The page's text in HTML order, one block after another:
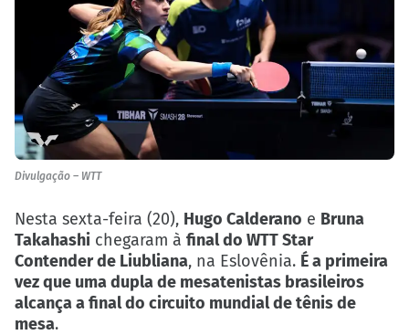
Divulgação – WTT
Nesta sexta-feira (20), Hugo Calderano e Bruna
Takahashi chegaram à final do WTT Star
Contender de Liubliana, na Eslovênia. É a primeira
vez que uma dupla de mesatenistas brasileiros
alcança a final do circuito mundial de tênis de
mesa.